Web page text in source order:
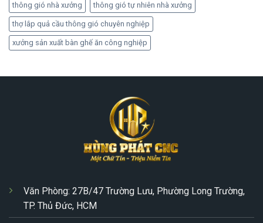
thông gió nhà xưởng thông gió tự nhiên nhà xưởng
thợ lắp quả cầu thông gió chuyên nghiệp
xưởng sản xuất bàn ghế ăn công nghiệp
Văn Phòng: 27B/47 Trường Lưu, Phường Long Trường,
TP. Thủ Đức, HCM